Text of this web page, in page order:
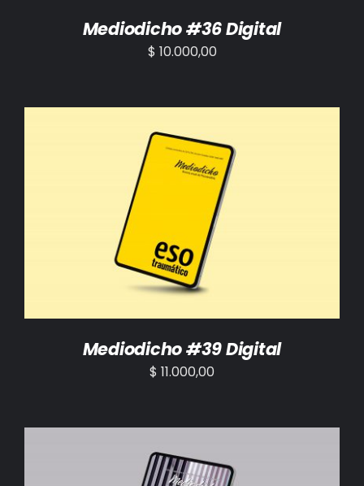
Mediodicho #36 Digital
$ 10.000,00
AÑADIR AL CARRITO /
Mediodicho #39 Digital
$ 11.000,00